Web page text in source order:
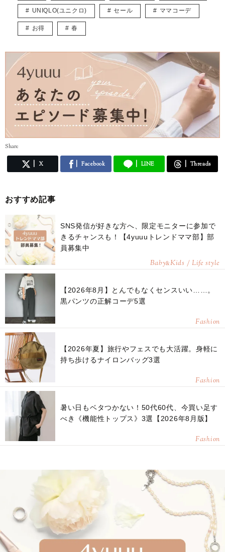
り入れたトレンド記事を紹介していきます。
宜しくお願いします。
UNIQLO(ユニクロ) セール ママコーデ
お得 春
Share
X Facebook LINE Threads
おすすめ記事
SNS発信が好きな方へ、限定モニターに参加で
きるチャンスも！【4yuuuトレンドママ部】部
員募集中
Baby&Kids / Life style
【2026年8月】とんでもなくセンスいい……。
黒パンツの正解コーデ5選
Fashion
【2026年夏】旅行やフェスでも大活躍。身軽に
持ち歩けるナイロンバッグ3選
Fashion
暑い日もベタつかない！50代60代、今買い足す
べき《機能性トップス》3選【2026年8月版】
Fashion